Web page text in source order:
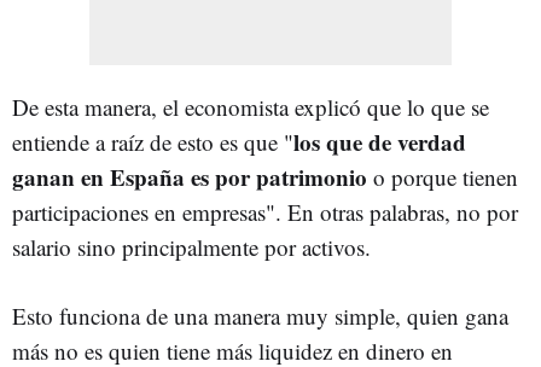
De esta manera, el economista explicó que lo que se
entiende a raíz de esto es que "los que de verdad
ganan en España es por patrimonio o porque tienen
participaciones en empresas". En otras palabras, no por
salario sino principalmente por activos.
Esto funciona de una manera muy simple, quien gana
más no es quien tiene más liquidez en dinero en